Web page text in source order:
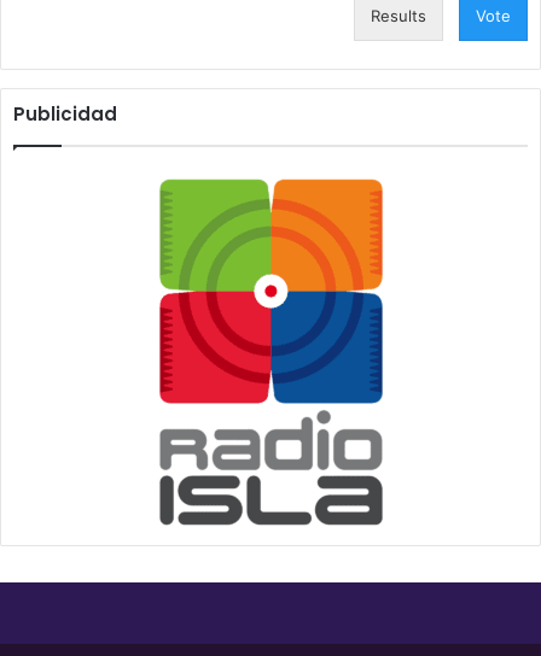
Results Vote
Publicidad